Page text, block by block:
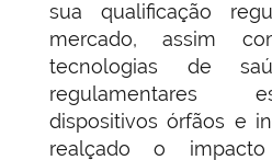
sua qualificação
mercado, assim
tecnologias de
regulamentares
dispositivos órfãos e
realçado o